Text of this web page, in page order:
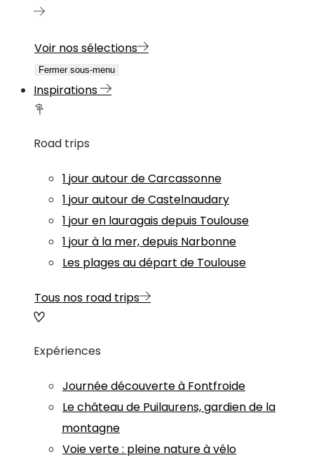
Voir nos sélections
Fermer sous-menu
Inspirations
Road trips
1 jour autour de Carcassonne
1 jour autour de Castelnaudary
1 jour en lauragais depuis Toulouse
1 jour à la mer, depuis Narbonne
Les plages au départ de Toulouse
Tous nos road trips
Expériences
Journée découverte à Fontfroide
Le château de Puilaurens, gardien de la
montagne
Voie verte : pleine nature à vélo